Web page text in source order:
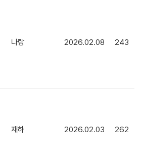
나랑 2026.02.08 243
재하 2026.02.03 262